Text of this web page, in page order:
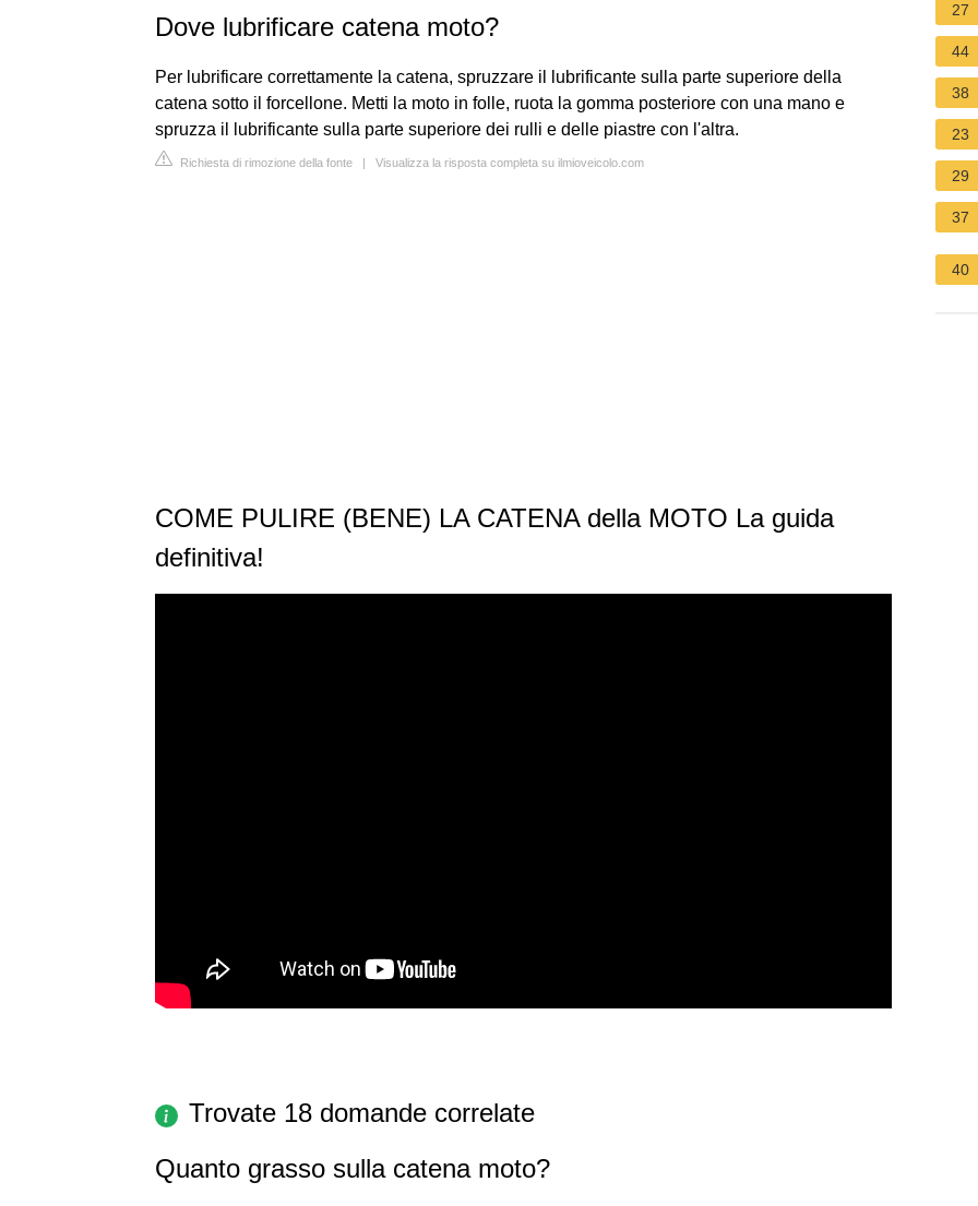
Dove lubrificare catena moto?
Per lubrificare correttamente la catena, spruzzare il lubrificante sulla parte superiore della
catena sotto il forcellone. Metti la moto in folle, ruota la gomma posteriore con una mano e
spruzza il lubrificante sulla parte superiore dei rulli e delle piastre con l'altra.
Richiesta di rimozione della fonte | Visualizza la risposta completa su ilmioveicolo.com
COME PULIRE (BENE) LA CATENA della MOTO La guida
definitiva!
Trovate 18 domande correlate
Quanto grasso sulla catena moto?
27
44
38
23
29
37
40